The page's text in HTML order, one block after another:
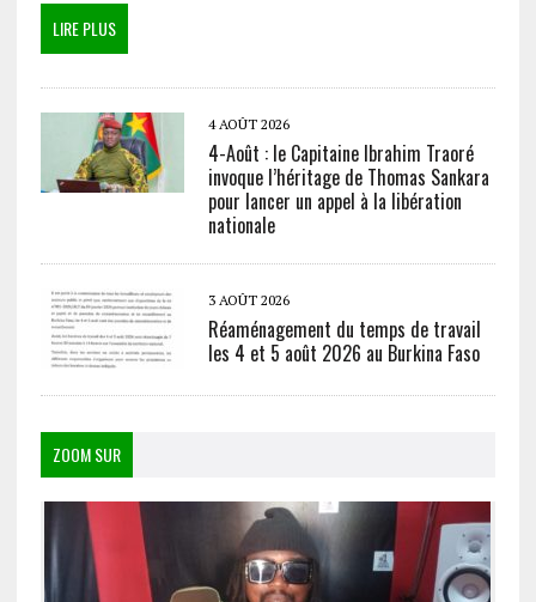
LIRE PLUS
4 AOÛT 2026
4-Août : le Capitaine Ibrahim Traoré
invoque l’héritage de Thomas Sankara
pour lancer un appel à la libération
nationale
3 AOÛT 2026
Réaménagement du temps de travail
les 4 et 5 août 2026 au Burkina Faso
ZOOM SUR